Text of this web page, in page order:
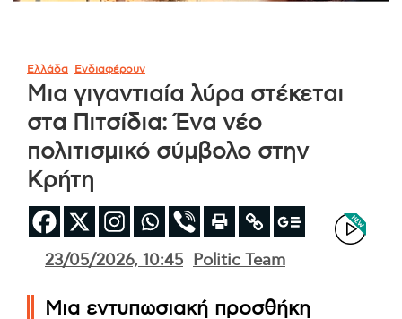
Ελλάδα Ενδιαφέρουν
Μια γιγαντιαία λύρα στέκεται
στα Πιτσίδια: Ένα νέο
πολιτισμικό σύμβολο στην
Κρήτη
23/05/2026, 10:45 Politic Team
Μια εντυπωσιακή προσθήκη